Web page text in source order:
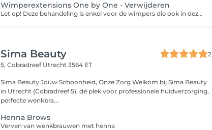
Wimperextensions One by One - Verwijderen
Let op! Deze behandeling is enkel voor de wimpers die ook in deze salon gezet zijn.
Sima Beauty
2
5, Cobradreef Utrecht 3564 ET
Sima Beauty Jouw Schoonheid, Onze Zorg Welkom bij Sima Beauty
in Utrecht (Cobradreef 5), dé plek voor professionele huidverzorging,
perfecte wenkbra...
Henna Brows
Verven van wenkbrauwen met henna